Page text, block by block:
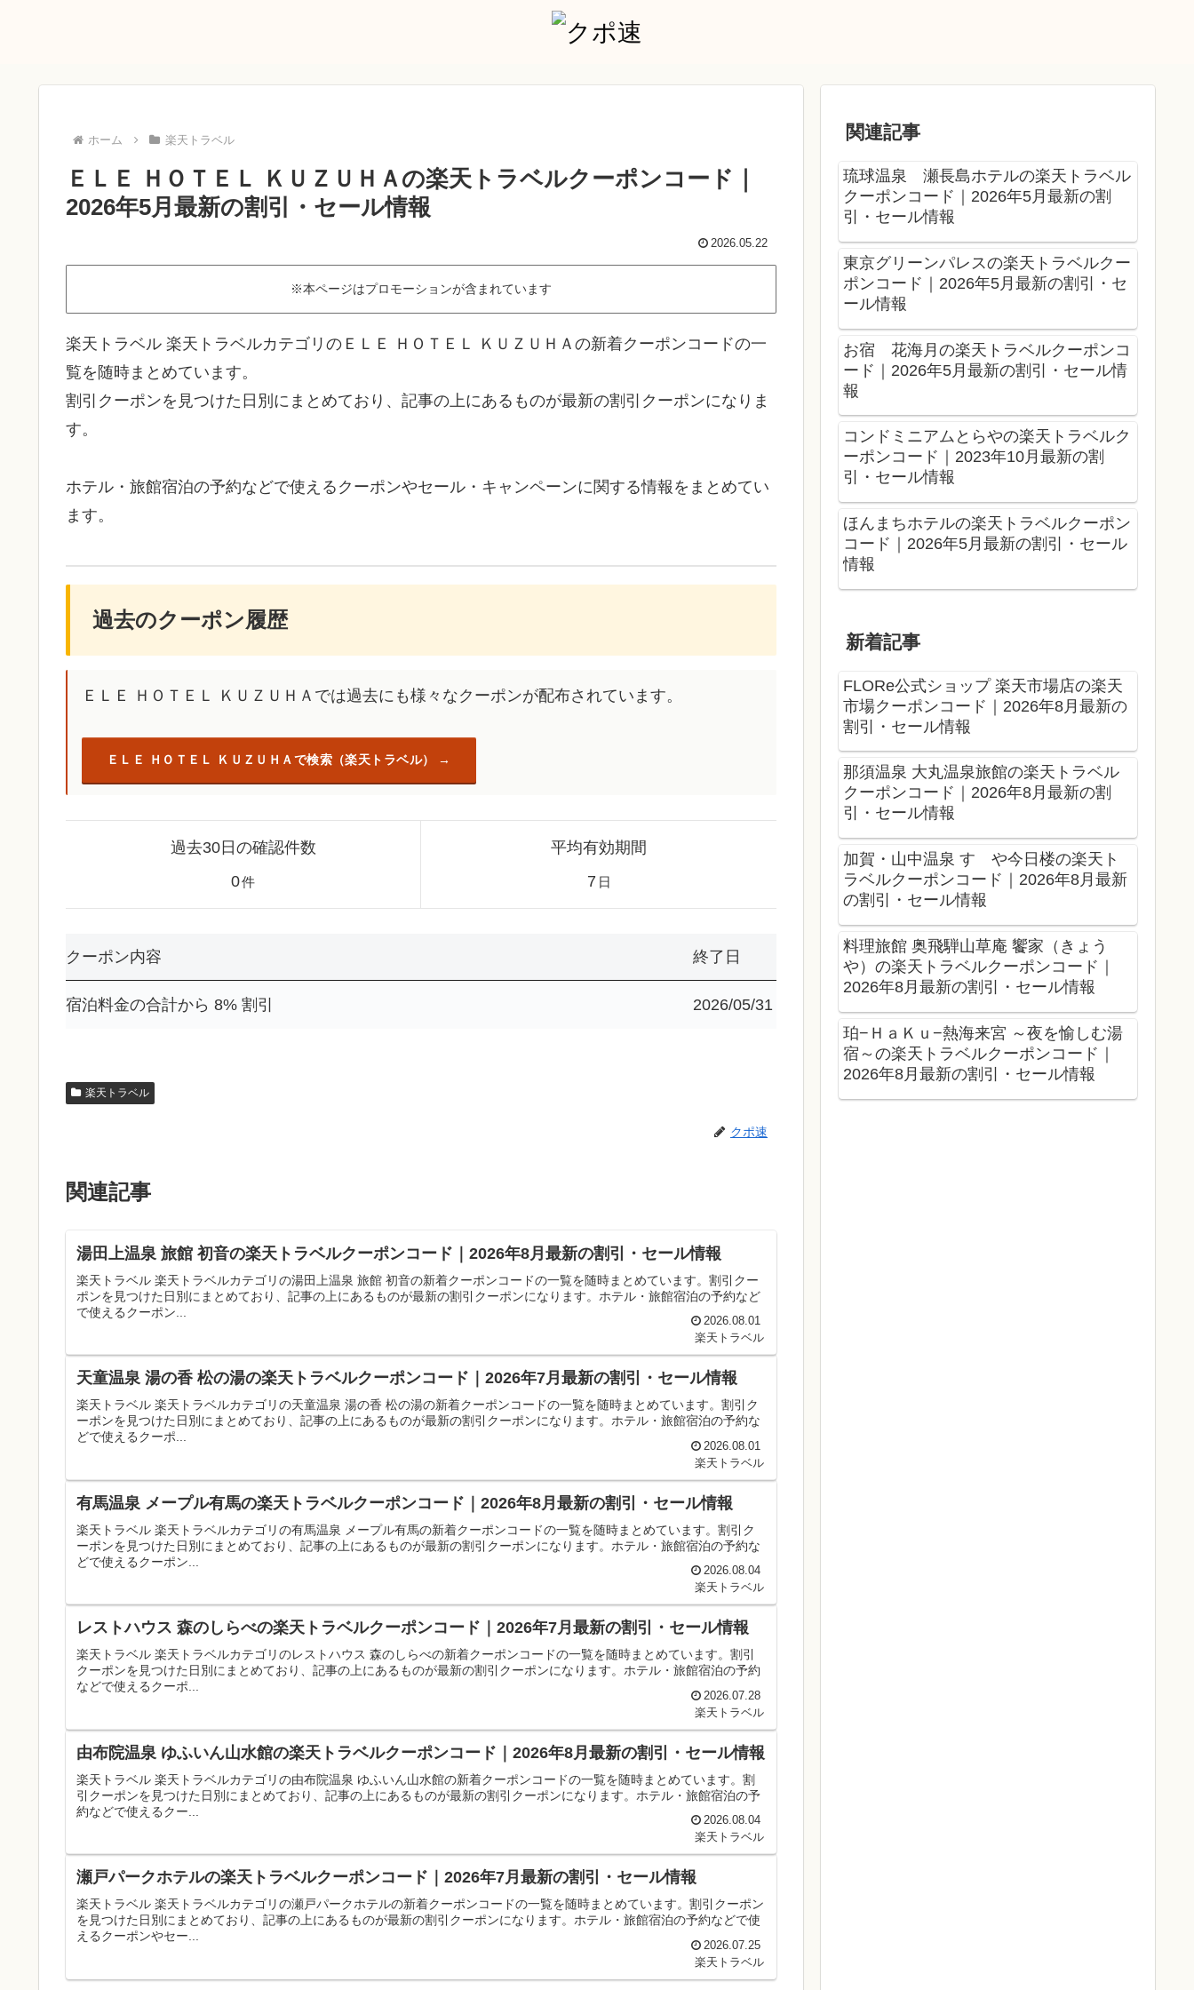
ホーム 楽天トラベル
ＥＬＥ ＨＯＴＥＬ ＫＵＺＵＨＡの楽天トラベルクーポンコード｜
2026年5月最新の割引・セール情報
2026.05.22
※本ページはプロモーションが含まれています
楽天トラベル 楽天トラベルカテゴリのＥＬＥ ＨＯＴＥＬ ＫＵＺＵＨＡの新着クーポンコードの一
覧を随時まとめています。
割引クーポンを見つけた日別にまとめており、記事の上にあるものが最新の割引クーポンになりま
す。
ホテル・旅館宿泊の予約などで使えるクーポンやセール・キャンペーンに関する情報をまとめてい
ます。
過去のクーポン履歴
ＥＬＥ ＨＯＴＥＬ ＫＵＺＵＨＡでは過去にも様々なクーポンが配布されています。
ＥＬＥ ＨＯＴＥＬ ＫＵＺＵＨＡで検索（楽天トラベル）
過去30日の確認件数
0件
平均有効期間
7 日
クーポン内容 終了日
宿泊料金の合計から 8% 割引 2026/05/31
楽天トラベル
クポ速
関連記事
湯田上温泉 旅館 初音の楽天トラベルクーポンコード｜2026年8月最新の割引・セール情報
楽天トラベル 楽天トラベルカテゴリの湯田上温泉 旅館 初音の新着クーポンコードの一覧を随時まとめています。割引クー
ポンを見つけた日別にまとめており、記事の上にあるものが最新の割引クーポンになります。ホテル・旅館宿泊の予約など
で使えるクーポン...
2026.08.01
楽天トラベル
天童温泉 湯の香 松の湯の楽天トラベルクーポンコード｜2026年7月最新の割引・セール情報
楽天トラベル 楽天トラベルカテゴリの天童温泉 湯の香 松の湯の新着クーポンコードの一覧を随時まとめています。割引ク
ーポンを見つけた日別にまとめており、記事の上にあるものが最新の割引クーポンになります。ホテル・旅館宿泊の予約な
どで使えるクーポ...
2026.08.01
楽天トラベル
有馬温泉 メープル有馬の楽天トラベルクーポンコード｜2026年8月最新の割引・セール情報
楽天トラベル 楽天トラベルカテゴリの有馬温泉 メープル有馬の新着クーポンコードの一覧を随時まとめています。割引ク
ーポンを見つけた日別にまとめており、記事の上にあるものが最新の割引クーポンになります。ホテル・旅館宿泊の予約な
どで使えるクーポン...
2026.08.04
楽天トラベル
レストハウス 森のしらべの楽天トラベルクーポンコード｜2026年7月最新の割引・セール情報
楽天トラベル 楽天トラベルカテゴリのレストハウス 森のしらべの新着クーポンコードの一覧を随時まとめています。割引
クーポンを見つけた日別にまとめており、記事の上にあるものが最新の割引クーポンになります。ホテル・旅館宿泊の予約
などで使えるクーポ...
2026.07.28
楽天トラベル
由布院温泉 ゆふいん山水館の楽天トラベルクーポンコード｜2026年8月最新の割引・セール情報
楽天トラベル 楽天トラベルカテゴリの由布院温泉 ゆふいん山水館の新着クーポンコードの一覧を随時まとめています。割
引クーポンを見つけた日別にまとめており、記事の上にあるものが最新の割引クーポンになります。ホテル・旅館宿泊の予
約などで使えるクー...
2026.08.04
楽天トラベル
瀬戸パークホテルの楽天トラベルクーポンコード｜2026年7月最新の割引・セール情報
楽天トラベル 楽天トラベルカテゴリの瀬戸パークホテルの新着クーポンコードの一覧を随時まとめています。割引クーポン
を見つけた日別にまとめており、記事の上にあるものが最新の割引クーポンになります。ホテル・旅館宿泊の予約などで使
えるクーポンやセー...
2026.07.25
楽天トラベル
関連記事
琉球温泉 瀬長島ホテルの楽天トラベル
クーポンコード｜2026年5月最新の割
引・セール情報
東京グリーンパレスの楽天トラベルクー
ポンコード｜2026年5月最新の割引・セ
ール情報
お宿 花海月の楽天トラベルクーポンコ
ード｜2026年5月最新の割引・セール情
報
コンドミニアムとらやの楽天トラベルク
ーポンコード｜2023年10月最新の割
引・セール情報
ほんまちホテルの楽天トラベルクーポン
コード｜2026年5月最新の割引・セール
情報
新着記事
FLORe公式ショップ 楽天市場店の楽天
市場クーポンコード｜2026年8月最新の
割引・セール情報
那須温泉 大丸温泉旅館の楽天トラベル
クーポンコード｜2026年8月最新の割
引・セール情報
加賀・山中温泉 すゞや今日楼の楽天ト
ラベルクーポンコード｜2026年8月最新
の割引・セール情報
料理旅館 奥飛騨山草庵 饗家（きょう
や）の楽天トラベルクーポンコード｜
2026年8月最新の割引・セール情報
珀−ＨａＫｕ−熱海来宮 ～夜を愉しむ湯
宿～の楽天トラベルクーポンコード｜
2026年8月最新の割引・セール情報